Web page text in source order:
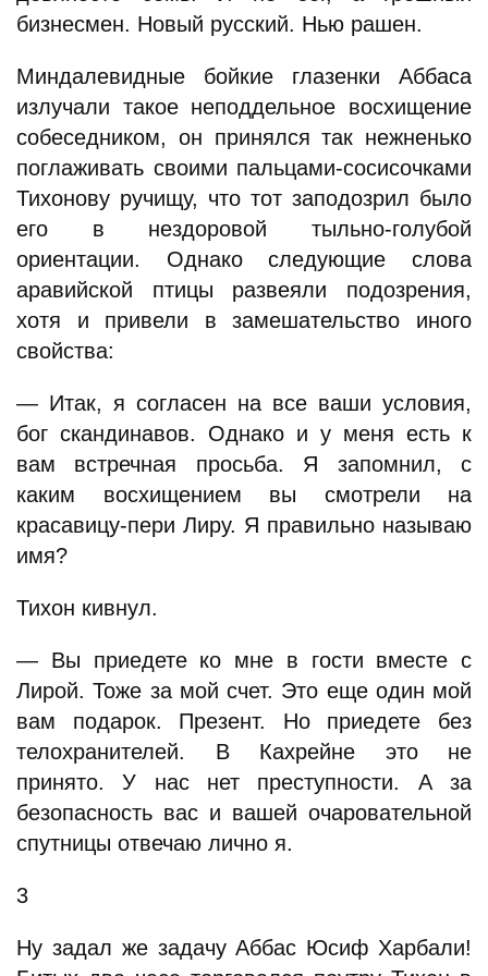
бизнесмен. Новый русский. Нью рашен.
Миндалевидные бойкие глазенки Аббаса
излучали такое неподдельное восхищение
собеседником, он принялся так нежненько
поглаживать своими пальцами-сосисочками
Тихонову ручищу, что тот заподозрил было
его в нездоровой тыльно-голубой
ориентации. Однако следующие слова
аравийской птицы развеяли подозрения,
хотя и привели в замешательство иного
свойства:
— Итак, я согласен на все ваши условия,
бог скандинавов. Однако и у меня есть к
вам встречная просьба. Я запомнил, с
каким восхищением вы смотрели на
красавицу-пери Лиру. Я правильно называю
имя?
Тихон кивнул.
— Вы приедете ко мне в гости вместе с
Лирой. Тоже за мой счет. Это еще один мой
вам подарок. Презент. Но приедете без
телохранителей. В Кахрейне это не
принято. У нас нет преступности. А за
безопасность вас и вашей очаровательной
спутницы отвечаю лично я.
3
Ну задал же задачу Аббас Юсиф Харбали!